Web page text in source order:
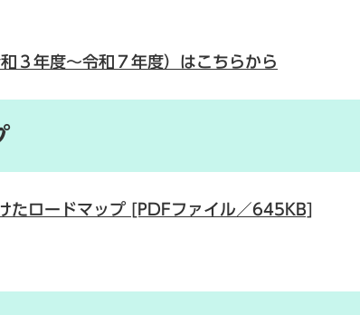
３年度～令和７年度）はこちらから
たロードマップ [PDFファイル／645KB]